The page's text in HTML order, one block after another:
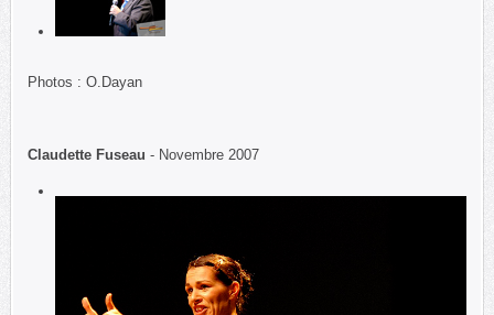
Photos : O.Dayan
Claudette Fuseau - Novembre 2007